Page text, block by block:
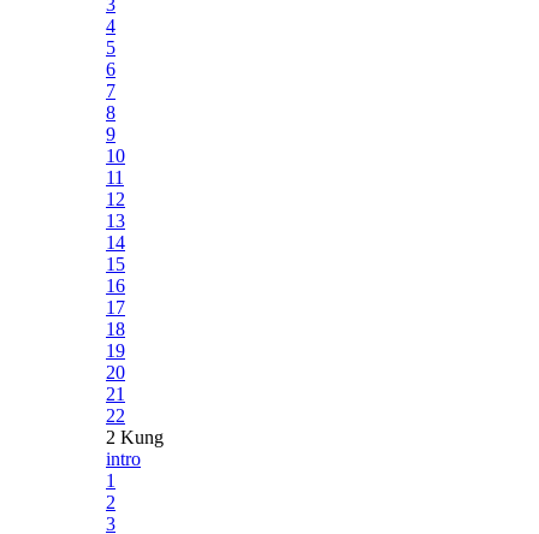
3
4
5
6
7
8
9
10
11
12
13
14
15
16
17
18
19
20
21
22
2 Kung
intro
1
2
3